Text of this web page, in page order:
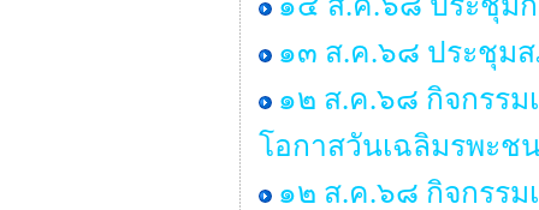
๑๓ ส.ค.๖๘ ประชุม
๑๒ ส.ค.๖๘ กิจกรรม
โอกาสวันเฉลิมรพะช
๑๒ ส.ค.๖๘ กิจกรรม